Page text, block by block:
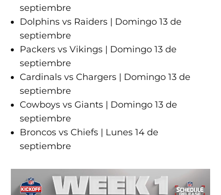
septiembre
Dolphins vs Raiders | Domingo 13 de
septiembre
Packers vs Vikings | Domingo 13 de
septiembre
Cardinals vs Chargers | Domingo 13 de
septiembre
Cowboys vs Giants | Domingo 13 de
septiembre
Broncos vs Chiefs | Lunes 14 de
septiembre